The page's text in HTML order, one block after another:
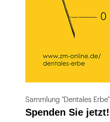
Sammlung "Dentales Erbe"
Spenden Sie jetzt!